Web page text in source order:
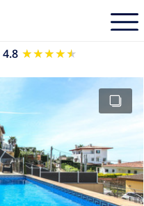
4.8 ★★★★★
★★★★★